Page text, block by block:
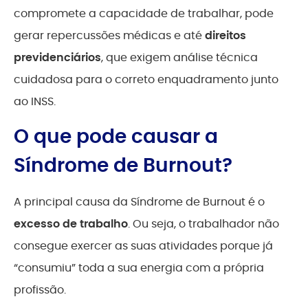
compromete a capacidade de trabalhar, pode
gerar repercussões médicas e atédireitos
previdenciários, que exigem análise técnica
cuidadosa para o correto enquadramento junto
ao INSS.
O que pode causar a
Síndrome de Burnout?
A principal causa da Síndrome de Burnout é o
excesso de trabalho. Ou seja, o trabalhador não
consegue exercer as suas atividades porque já
“consumiu” toda a sua energia com a própria
profissão.